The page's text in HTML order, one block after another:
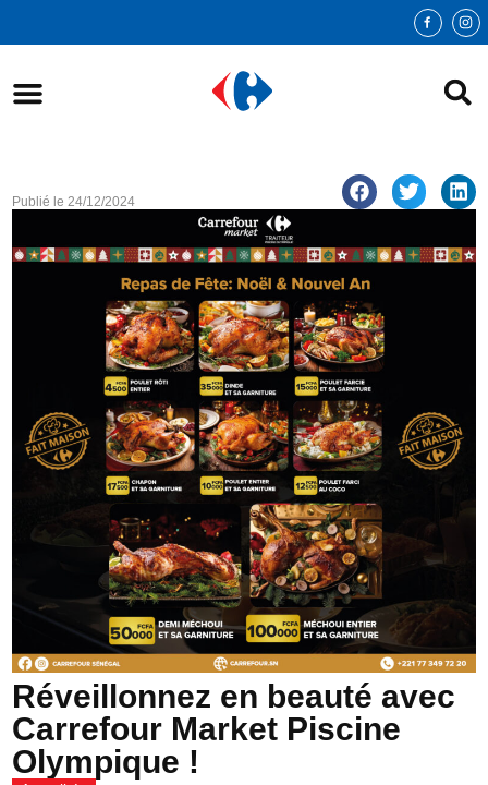
Publié le 24/12/2024
Réveillonnez en beauté avec
Carrefour Market Piscine
Olympique !